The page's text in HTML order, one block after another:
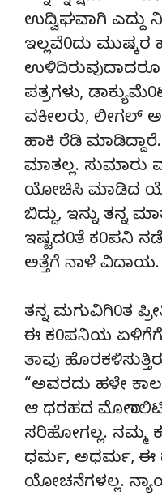
ಉದ್ವಿಘವಾಗಿ ಎದ್ದು
ಇಲ್ಲವೆ0ದು ಮುಷ್ಕರ
ಉಳಿದಿರುವುದಾದರೂ
ಪತ್ರಗಳು,
ವಕೀಲರು, ಲೀಗಲ್
ಹಾಕಿ ರೆಡಿ
ಮಾತಲ್ಲ. ಸುಮಾರು
ಯೋಚಿಸಿ ಮಾಡಿದ
ಬಿದ್ದು, ಇನ್ನು ತನ್ನ
ಇಷ್ಟದ0ತೆ ಕ0ಪನಿ
ಅತ್ತೆಗೆ ನಾಳೆ ವಿದಾಯ.
ತನ್ನ ಮಗುವಿಗಿ0ತ
ಈ ಕ0ಪನಿಯ ಏಳಿಗೆಗೆ
ತಾವು
“ಅವರದು ಹಳೇ
ಆ ಥರಹದ
ಸರಿಹೋಗಲ್ಲ. ನಮ್ಮ
ಧರ್ಮ, ಅಧರ್ಮ, ಈ
ಯೋಚನೆಗಳಲ್ಲ.